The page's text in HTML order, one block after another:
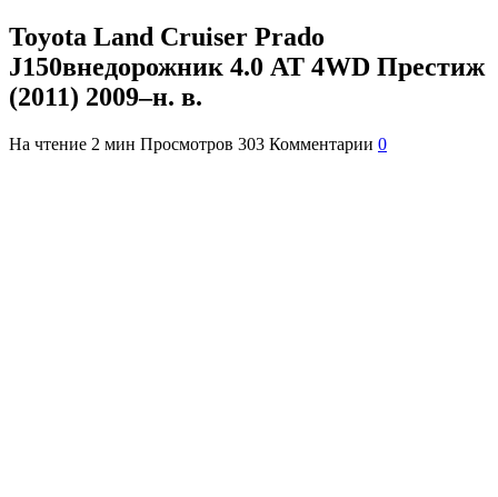
Toyota Land Cruiser Prado
J150внедорожник 4.0 AT 4WD Престиж
(2011) 2009–н. в.
На чтение 2 мин Просмотров 303 Комментарии 0